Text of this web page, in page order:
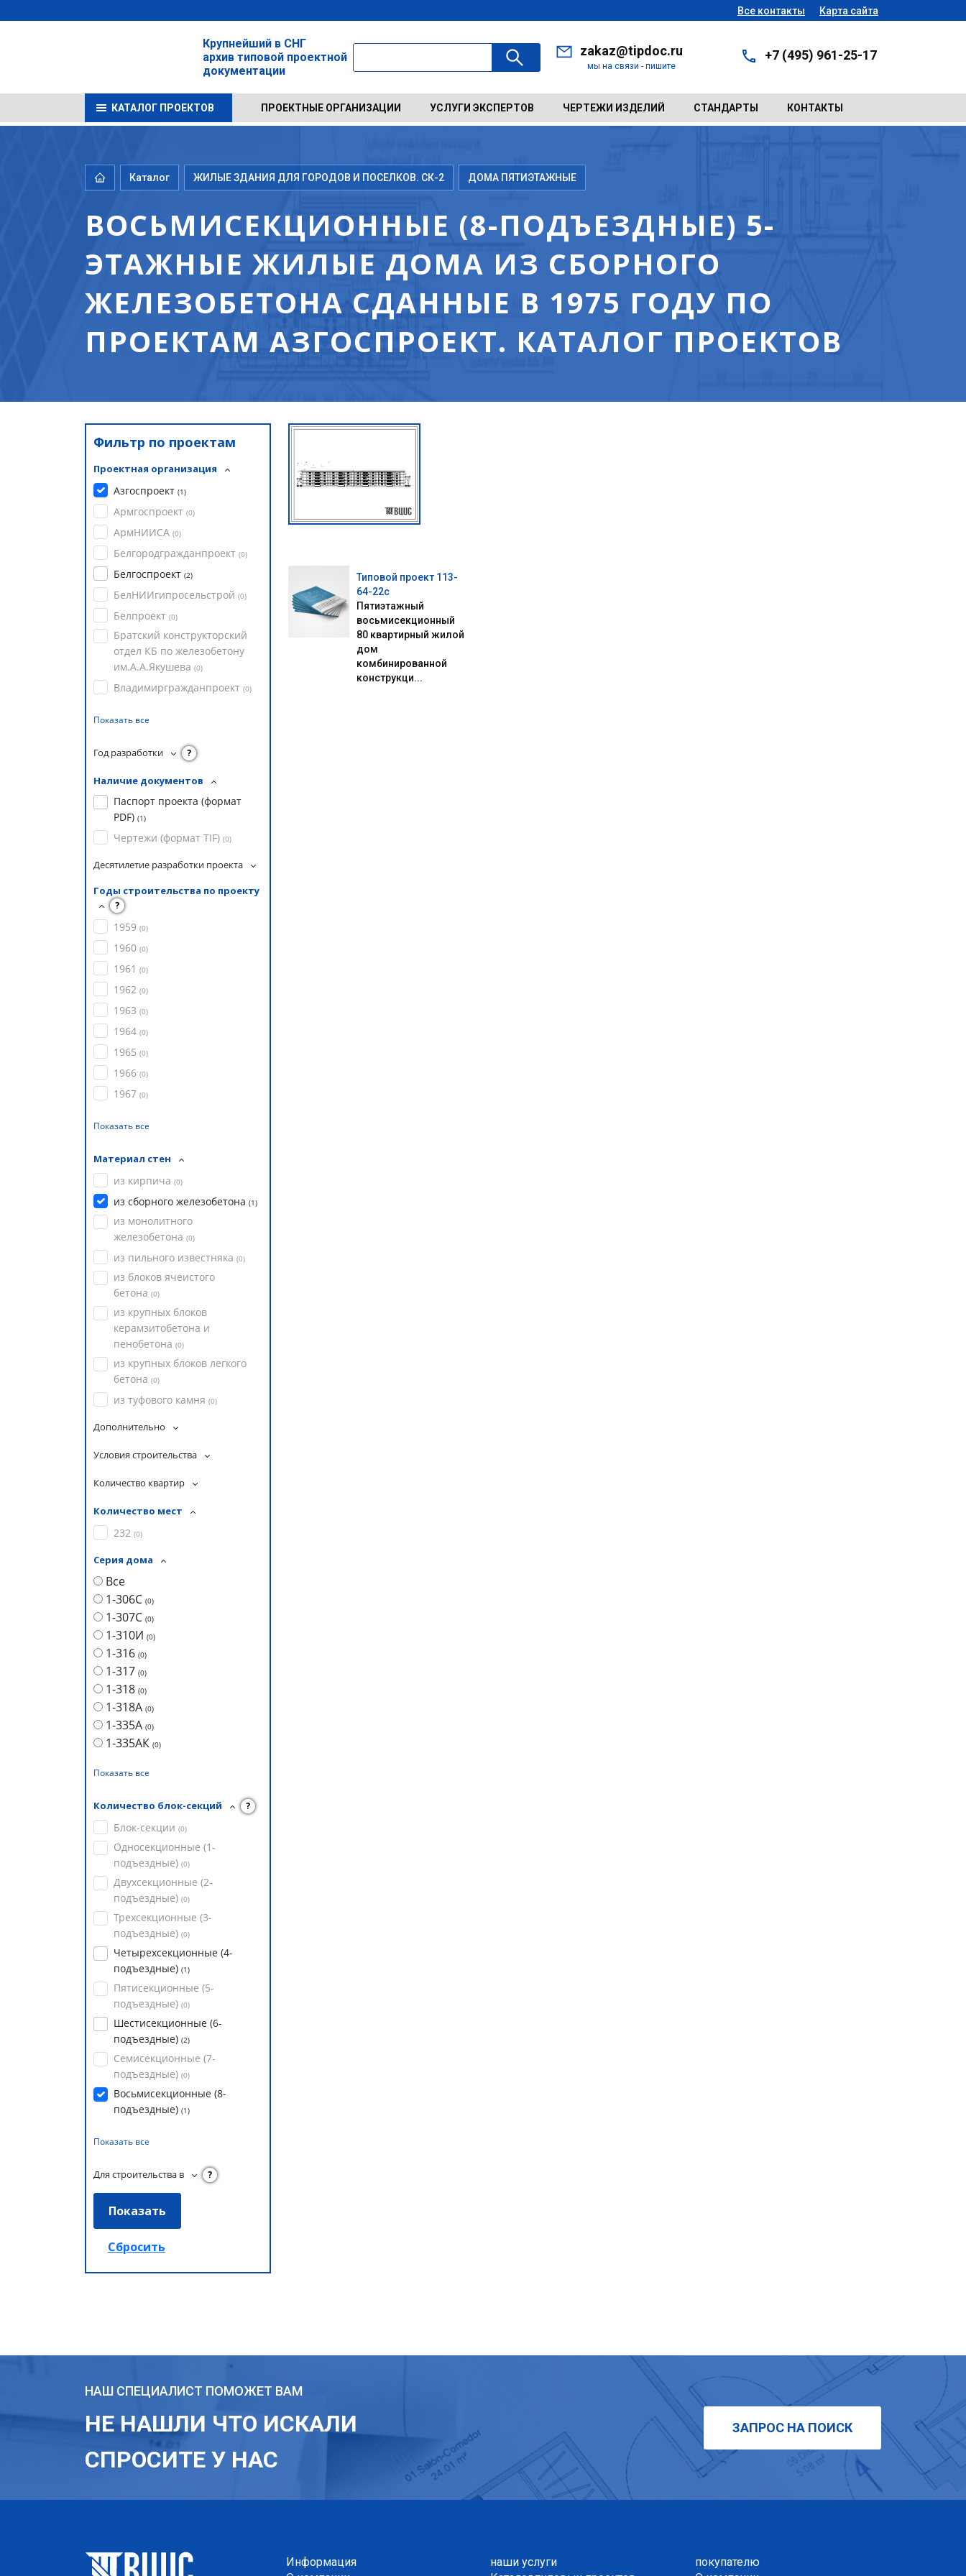
Все контакты Карта сайта
Крупнейший в СНГ
архив типовой проектной
документации
zakaz@tipdoc.ru
мы на связи - пишите
+7 (495) 961-25-17
КАТАЛОГ ПРОЕКТОВ ПРОЕКТНЫЕ ОРГАНИЗАЦИИ УСЛУГИ ЭКСПЕРТОВ ЧЕРТЕЖИ ИЗДЕЛИЙ СТАНДАРТЫ КОНТАКТЫ
Каталог ЖИЛЫЕ ЗДАНИЯ ДЛЯ ГОРОДОВ И ПОСЕЛКОВ. СК-2 ДОМА ПЯТИЭТАЖНЫЕ
ВОСЬМИСЕКЦИОННЫЕ (8-ПОДЪЕЗДНЫЕ) 5-
ЭТАЖНЫЕ ЖИЛЫЕ ДОМА ИЗ СБОРНОГО
ЖЕЛЕЗОБЕТОНА СДАННЫЕ В 1975 ГОДУ ПО
ПРОЕКТАМ АЗГОСПРОЕКТ. КАТАЛОГ ПРОЕКТОВ
Фильтр по проектам
Проектная организация
Азгоспроект (1)
Армгоспроект (0)
АрмНИИСА (0)
Белгородгражданпроект (0)
Белгоспроект (2)
БелНИИгипросельстрой (0)
Белпроект (0)
Братский конструкторский
отдел КБ по железобетону
им.А.А.Якушева (0)
Владимиргражданпроект (0)
Показать все
Год разработки ?
Наличие документов
Паспорт проекта (формат
PDF) (1)
Чертежи (формат TIF) (0)
Десятилетие разработки проекта
Годы строительства по проекту
?
1959 (0)
1960 (0)
1961 (0)
1962 (0)
1963 (0)
1964 (0)
1965 (0)
1966 (0)
1967 (0)
Показать все
Материал стен
из кирпича (0)
из сборного железобетона (1)
из монолитного
железобетона (0)
из пильного известняка (0)
из блоков ячеистого
бетона (0)
из крупных блоков
керамзитобетона и
пенобетона (0)
из крупных блоков легкого
бетона (0)
из туфового камня (0)
Дополнительно
Условия строительства
Количество квартир
Количество мест
232 (0)
Серия дома
Все
1-306С (0)
1-307С (0)
1-310И (0)
1-316 (0)
1-317 (0)
1-318 (0)
1-318А (0)
1-335А (0)
1-335АК (0)
Показать все
Количество блок-секций ?
Блок-секции (0)
Односекционные (1-
подъездные) (0)
Двухсекционные (2-
подъездные) (0)
Трехсекционные (3-
подъездные) (0)
Четырехсекционные (4-
подъездные) (1)
Пятисекционные (5-
подъездные) (0)
Шестисекционные (6-
подъездные) (2)
Семисекционные (7-
подъездные) (0)
Восьмисекционные (8-
подъездные) (1)
Показать все
Для строительства в ?
Типовой проект 113-
64-22с
Пятиэтажный
восьмисекционный
80 квартирный жилой
дом
комбинированной
конструкци...
НАШ СПЕЦИАЛИСТ ПОМОЖЕТ ВАМ
НЕ НАШЛИ ЧТО ИСКАЛИ
СПРОСИТЕ У НАС
ЗАПРОС НА ПОИСК
Информация
наши услуги
покупателю